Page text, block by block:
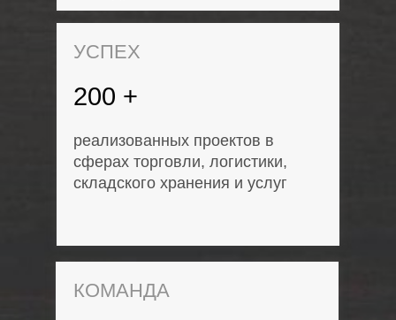
200 +
реализованных проектов в
сферах торговли, логистики,
складского хранения и услуг
УСПЕХ
КОМАНДА